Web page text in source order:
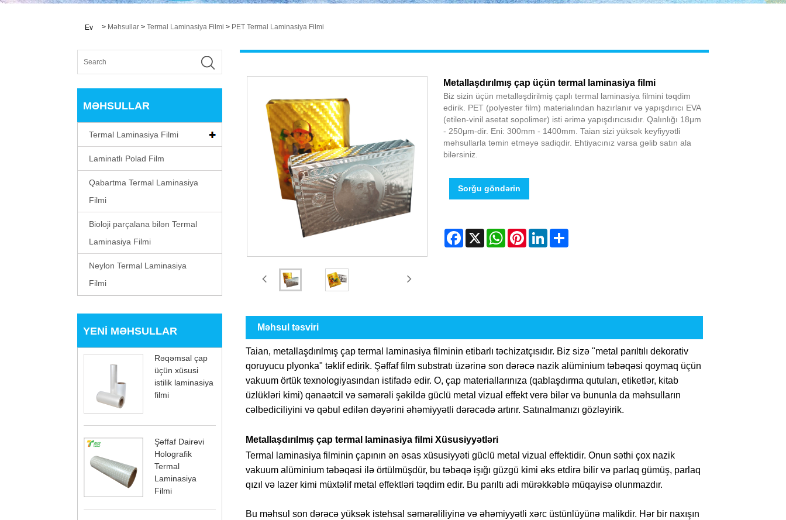
Ev > Məhsullar > Termal Laminasiya Filmi > PET Termal Laminasiya Filmi
MƏHSULLAR
Termal Laminasiya Filmi
Laminatlı Polad Film
Qabartma Termal Laminasiya
Filmi
Bioloji parçalana bilən Termal
Laminasiya Filmi
Neylon Termal Laminasiya
Filmi
YENI MƏHSULLAR
Rəqəmsal çap
üçün xüsusi
istilik laminasiya
filmi
Şəffaf Dairəvi
Holografik
Termal
Laminasiya
Filmi
Metallaşdırılmış çap üçün termal laminasiya filmi
Biz sizin üçün metalləşdirilmiş çaplı termal laminasiya filmini təqdim
edirik. PET (polyester film) materialından hazırlanır və yapışdırıcı EVA
(etilen-vinil asetat sopolimer) isti ərimə yapışdırıcısıdır. Qalınlığı 18μm
- 250μm-dir. Eni: 300mm - 1400mm. Taian sizi yüksək keyfiyyətli
məhsullarla təmin etməyə sadiqdir. Ehtiyacınız varsa gəlib satın ala
bilərsiniz.
Sorğu göndərin
Facebook
X WhatsAppPinterestLinkedInShare
Məhsul təsviri
Taian, metallaşdırılmış çap termal laminasiya filminin etibarlı təchizatçısıdır. Biz sizə "metal parıltılı dekorativ
qoruyucu plyonka" təklif edirik. Şəffaf film substratı üzərinə son dərəcə nazik alüminium təbəqəsi qoymaq üçün
vakuum örtük texnologiyasından istifadə edir. O, çap materiallarınıza (qablaşdırma qutuları, etiketlər, kitab
üzlükləri kimi) qənaətcil və səmərəli şəkildə güclü metal vizual effekt verə bilər və bununla da məhsulların
cəlbediciliyini və qəbul edilən dəyərini əhəmiyyətli dərəcədə artırır. Satınalmanızı gözləyirik.
Metallaşdırılmış çap termal laminasiya filmi Xüsusiyyətləri
Termal laminasiya filminin çapının ən əsas xüsusiyyəti güclü metal vizual effektidir. Onun səthi çox nazik
vakuum alüminium təbəqəsi ilə örtülmüşdür, bu təbəqə işığı güzgü kimi əks etdirə bilir və parlaq gümüş, parlaq
qızıl və lazer kimi müxtəlif metal effektləri təqdim edir. Bu parıltı adi mürəkkəblə müqayisə olunmazdır.
Bu məhsul son dərəcə yüksək istehsal səmərəliliyinə və əhəmiyyətli xərc üstünlüyünə malikdir. Hər bir naxışın